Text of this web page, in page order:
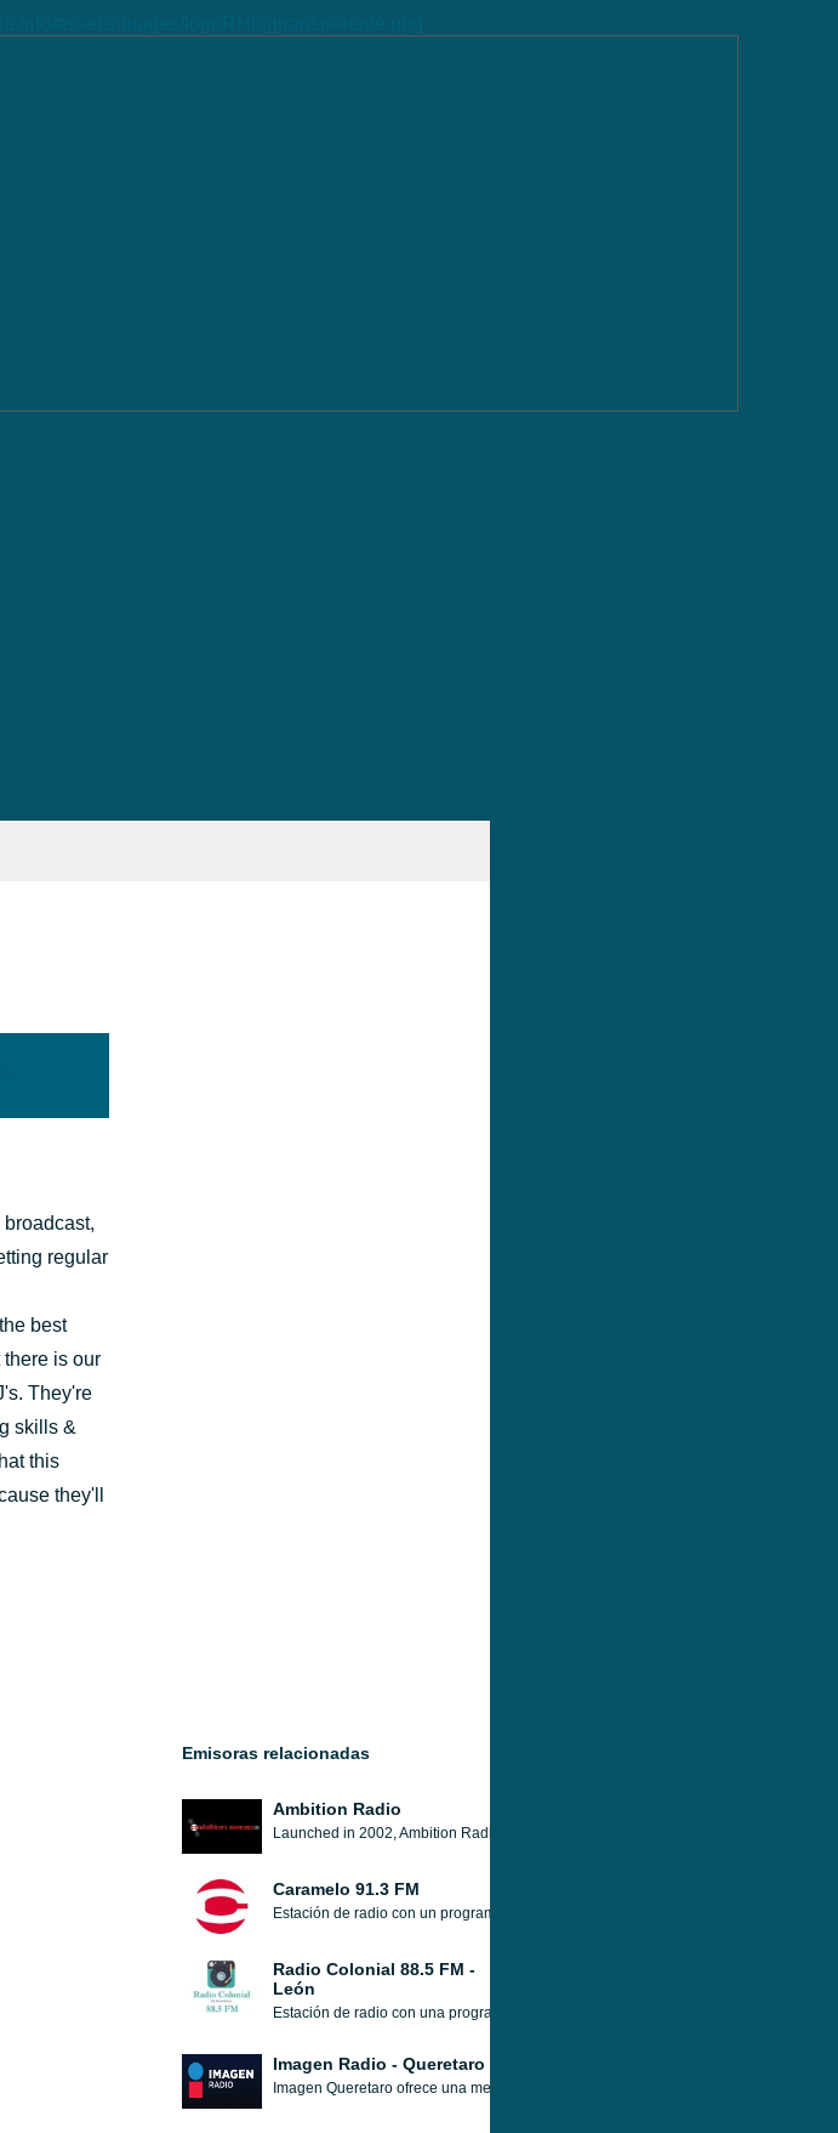
regular
best
there is our
They're
skills &
this
they'll
Emisoras relacionadas
Ambition Radio
Launched in 2002, Ambition Radio was created to cater for a wide spectrum of high
Caramelo 91.3 FM
Estación de radio con un programación variada, compuesta por noticias, deportes,
Radio Colonial 88.5 FM -
León
Estación de radio con una programación musical que abarca varios géneros de los
Imagen Radio - Queretaro
Imagen Queretaro ofrece una mezcla de veinticuatro horas de varios géneros y